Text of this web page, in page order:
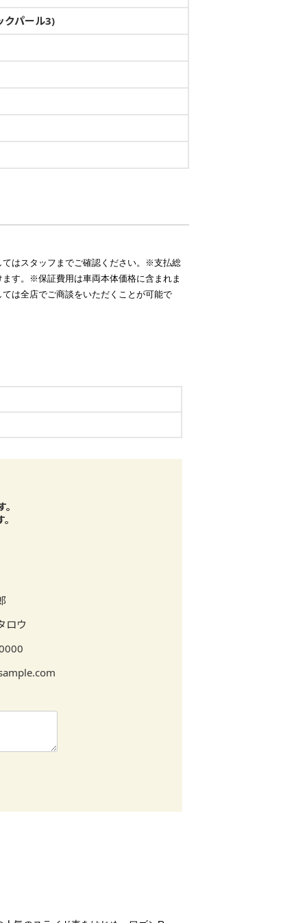
クパール3)
はスタッフまでご確認ください。※支払総
す。※保証費用は車両本体価格に含まれま
は全店でご商談をいただくことが可能で